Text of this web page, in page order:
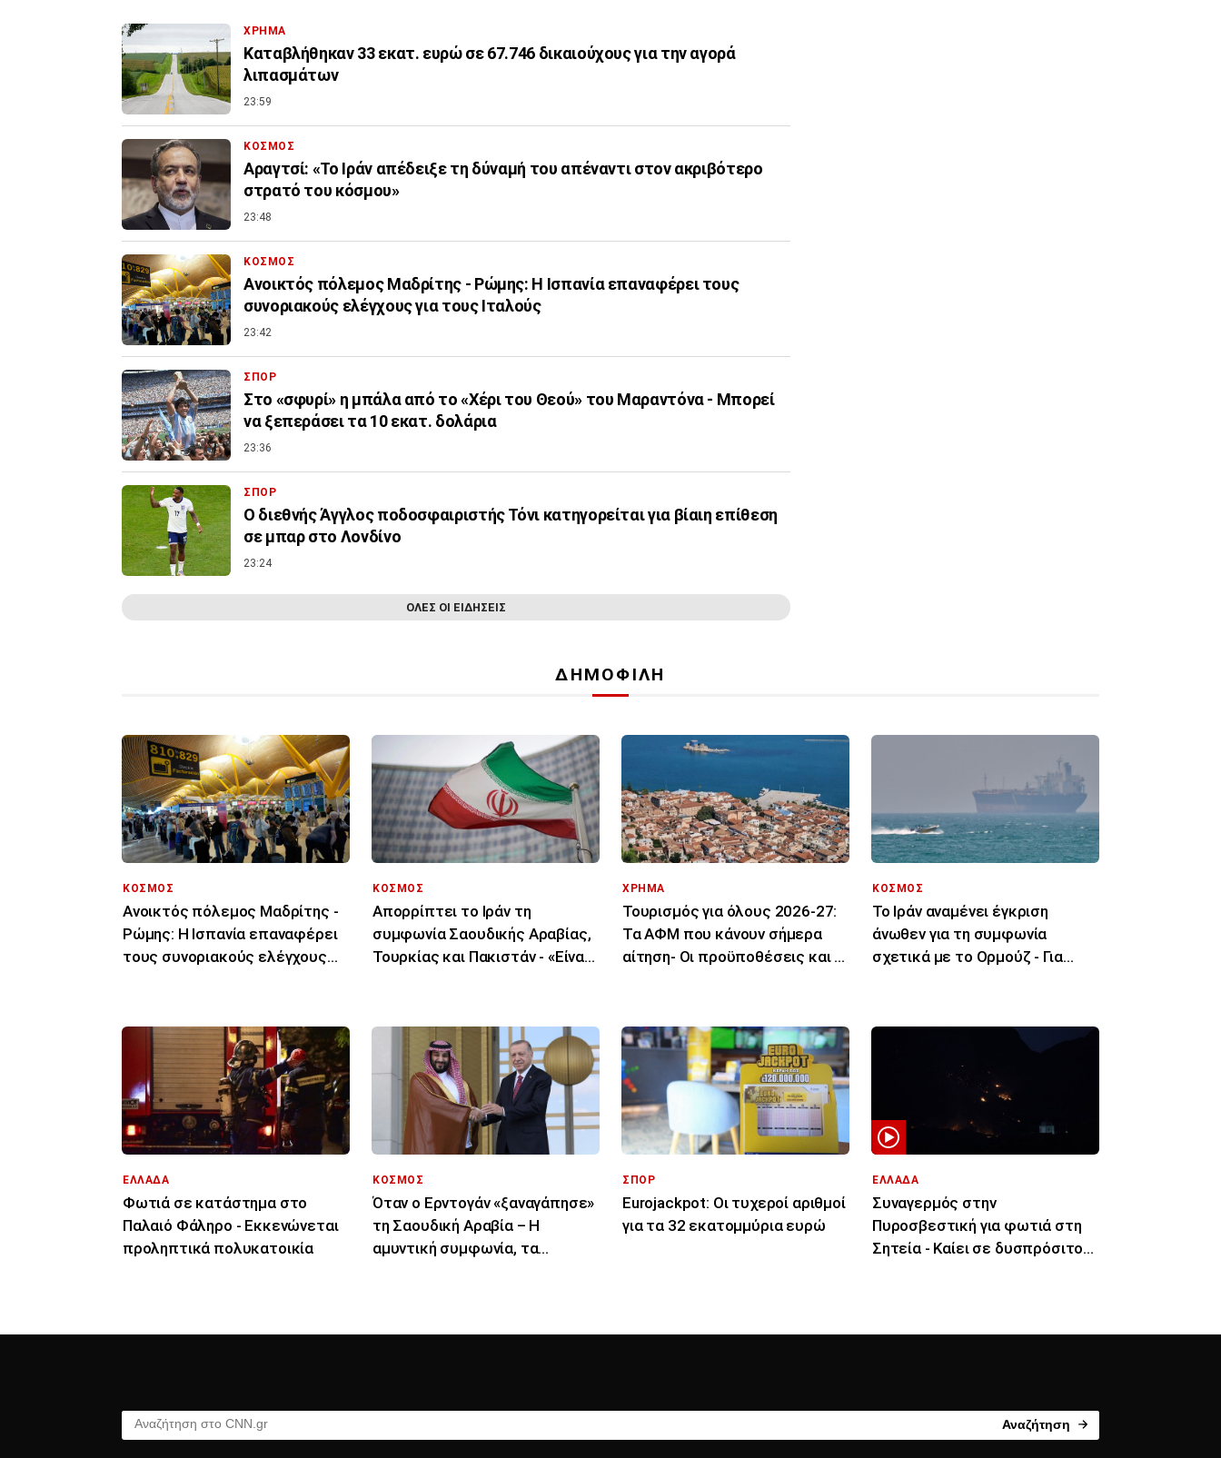
ΧΡΗΜΑ
Καταβλήθηκαν 33 εκατ. ευρώ σε 67.746 δικαιούχους για την αγορά
λιπασμάτων
23:59
ΚΟΣΜΟΣ
Αραγτσί: «Το Ιράν απέδειξε τη δύναμή του απέναντι στον ακριβότερο
στρατό του κόσμου»
23:48
ΚΟΣΜΟΣ
Ανοικτός πόλεμος Μαδρίτης - Ρώμης: Η Ισπανία επαναφέρει τους
συνοριακούς ελέγχους για τους Ιταλούς
23:42
ΣΠΟΡ
Στο «σφυρί» η μπάλα από το «Χέρι του Θεού» του Μαραντόνα - Μπορεί
να ξεπεράσει τα 10 εκατ. δολάρια
23:36
ΣΠΟΡ
Ο διεθνής Άγγλος ποδοσφαιριστής Τόνι κατηγορείται για βίαιη επίθεση
σε μπαρ στο Λονδίνο
23:24
ΟΛΕΣ ΟΙ ΕΙΔΗΣΕΙΣ
ΔΗΜΟΦΙΛΗ
ΚΟΣΜΟΣ
Ανοικτός πόλεμος Μαδρίτης -
Ρώμης: Η Ισπανία επαναφέρει
τους συνοριακούς ελέγχους
ΚΟΣΜΟΣ
Απορρίπτει το Ιράν τη
συμφωνία Σαουδικής Αραβίας,
Τουρκίας και Πακιστάν - «Είναι
ΧΡΗΜΑ
Τουρισμός για όλους 2026-27:
Τα ΑΦΜ που κάνουν σήμερα
αίτηση- Οι προϋποθέσεις και οι
ΚΟΣΜΟΣ
Το Ιράν αναμένει έγκριση
άνωθεν για τη συμφωνία
σχετικά με το Ορμούζ - Για
ΕΛΛΑΔΑ
Φωτιά σε κατάστημα στο
Παλαιό Φάληρο - Εκκενώνεται
προληπτικά πολυκατοικία
ΚΟΣΜΟΣ
Όταν ο Ερντογάν «ξαναγάπησε»
τη Σαουδική Αραβία – Η
αμυντική συμφωνία, τα
ΣΠΟΡ
Eurojackpot: Οι τυχεροί αριθμοί
για τα 32 εκατoμμύρια ευρώ
ΕΛΛΑΔΑ
Συναγερμός στην
Πυροσβεστική για φωτιά στη
Σητεία - Καίει σε δυσπρόσιτο
Αναζήτηση στο CNN.gr Αναζήτηση